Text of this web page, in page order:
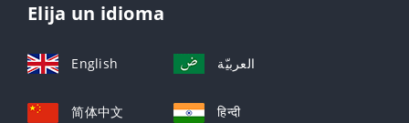
Elija un idioma
English العربيّة
简体中文 हिन्दी